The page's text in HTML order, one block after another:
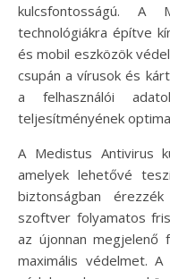
kulcsfontosságú. A
technológiákra építve
és mobil eszközök
csupán a vírusok és
a felhasználói
teljesítményének
A Medistus Antivirus
amelyek lehetővé
biztonságban
szoftver folyamatos
az újonnan megjelenő
maximális védelmet. A